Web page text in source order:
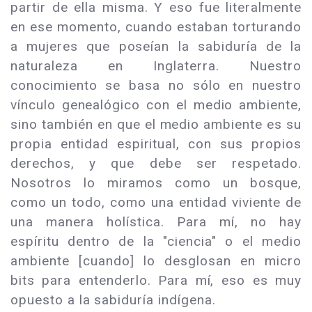
partir de ella misma. Y eso fue literalmente
en ese momento, cuando estaban torturando
a mujeres que poseían la sabiduría de la
naturaleza en Inglaterra. Nuestro
conocimiento se basa no sólo en nuestro
vínculo genealógico con el medio ambiente,
sino también en que el medio ambiente es su
propia entidad espiritual, con sus propios
derechos, y que debe ser respetado.
Nosotros lo miramos como un bosque,
como un todo, como una entidad viviente de
una manera holística. Para mí, no hay
espíritu dentro de la "ciencia" o el medio
ambiente [cuando] lo desglosan en micro
bits para entenderlo. Para mí, eso es muy
opuesto a la sabiduría indígena.